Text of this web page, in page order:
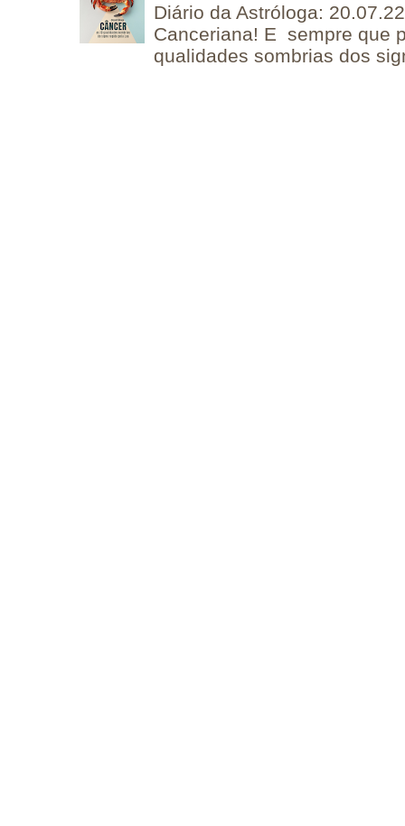
Diário da Astróloga:
Canceriana! E sempre que
qualidades sombrias dos